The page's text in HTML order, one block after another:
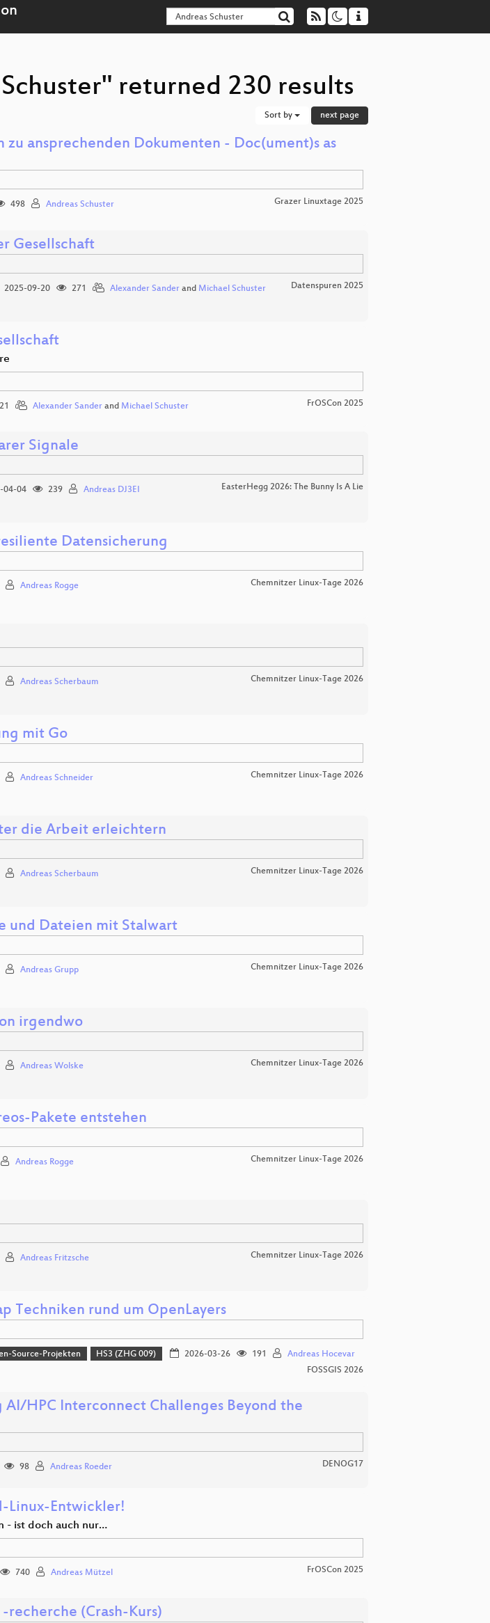
returned 230 results
Sort by next page
ansprechenden Dokumenten - Doc(ument)s as
498 Andreas Schuster Grazer Linuxtage 2025
Gesellschaft
2025-09-20 271 Alexander Sanderand Michael Schuster Datenspuren 2025
Alexander Sanderand Michael Schuster FrOSCon 2025
Signale
04-04 239 Andreas DJ3EI EasterHegg 2026: The Bunny Is A Lie
Datensicherung
Andreas Rogge Chemnitzer Linux-Tage 2026
Andreas Scherbaum Chemnitzer Linux-Tage 2026
mit Go
Andreas Schneider Chemnitzer Linux-Tage 2026
die Arbeit erleichtern
Andreas Scherbaum Chemnitzer Linux-Tage 2026
und Dateien mit Stalwart
Andreas Grupp Chemnitzer Linux-Tage 2026
irgendwo
Andreas Wolske Chemnitzer Linux-Tage 2026
Pakete entstehen
Andreas Rogge Chemnitzer Linux-Tage 2026
Andreas Fritzsche Chemnitzer Linux-Tage 2026
Techniken rund um OpenLayers
Source-Projekten HS3 (ZHG 009) 2026-03-26 191
Andreas Hocevar
FOSSGIS 2026
HPC Interconnect Challenges Beyond the
98 Andreas Roeder DENOG17
Linux-Entwickler!
- ist doch auch nur…
740 Andreas Mützel FrOSCon 2025
(Crash-Kurs)